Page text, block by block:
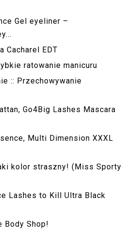
Gel eyeliner –
Cacharel EDT
ratowanie manicuru
:: Przechowywanie
Go4Big Lashes Mascara
Multi Dimension XXXL
kolor straszny! (Miss Sporty
Lashes to Kill Ultra Black
Body Shop!